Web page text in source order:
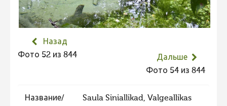
Видео 2024
Фотоконкурс 2023
Не учитываются 2023
Не учитываются 2022
Назад
Фото 52 из 844
Дальше
Фото 54 из 844
Название/
Saula Siniallikad, Valgeallikas